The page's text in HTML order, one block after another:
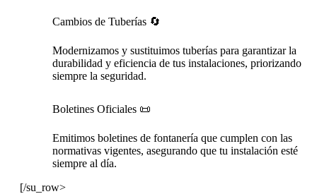
Cambios de Tuberías 🔄
Modernizamos y sustituimos tuberías para garantizar la
durabilidad y eficiencia de tus instalaciones, priorizando
siempre la seguridad.
Boletines Oficiales 📜
Emitimos boletines de fontanería que cumplen con las
normativas vigentes, asegurando que tu instalación esté
siempre al día.
[/su_row>